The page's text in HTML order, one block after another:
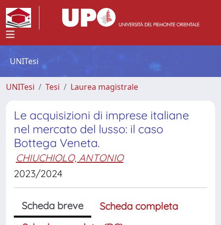
UNITesi
UNITesi Tesi Laurea magistrale
Le acquisizioni di imprese italiane
nel mercato del lusso: il caso
Bottega Veneta.
CHIUCHIOLO, ANTONIO
2023/2024
Scheda breve
Scheda completa